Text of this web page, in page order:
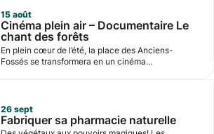
15 août
Cinéma plein air – Documentaire Le
chant des forêts
En plein cœur de l’été, la place des Anciens-
Fossés se transformera en un cinéma…
26 sept
Fabriquer sa pharmacie naturelle